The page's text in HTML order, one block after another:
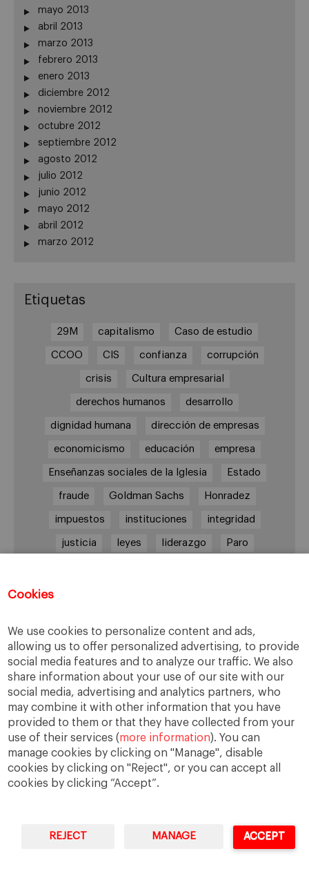
Cookies
We use cookies to personalize content and ads,
allowing us to offer personalized advertising, to provide
social media features and to analyze our traffic. We also
share information about your use of our site with our
social media, advertising and analytics partners, who
may combine it with other information that you have
provided to them or that they have collected from your
use of their services (more information). You can
manage cookies by clicking on "Manage", disable
cookies by clicking on "Reject", or you can accept all
cookies by clicking “Accept”.
REJECT MANAGE ACCEPT
mayo 2013
abril 2013
marzo 2013
febrero 2013
enero 2013
diciembre 2012
noviembre 2012
octubre 2012
septiembre 2012
agosto 2012
julio 2012
junio 2012
mayo 2012
abril 2012
marzo 2012
Etiquetas
29M capitalismo Caso de estudio
CCOO CIS confianza corrupción
crisis Cultura empresarial
derechos humanos desarrollo
dignidad humana dirección de empresas
economicismo educación empresa
Enseñanzas sociales de la Iglesia Estado
fraude Goldman Sachs Honradez
impuestos instituciones integridad
justicia leyes liderazgo Paro
reputación corporativa
responsabilidad social empresarial
sabiduría práctica Sindicatos Trabajo
transparencia UGT Valores veracidad
virtudes Ética ética de la banca
ética empresarial
IESE Business School University of Navarra